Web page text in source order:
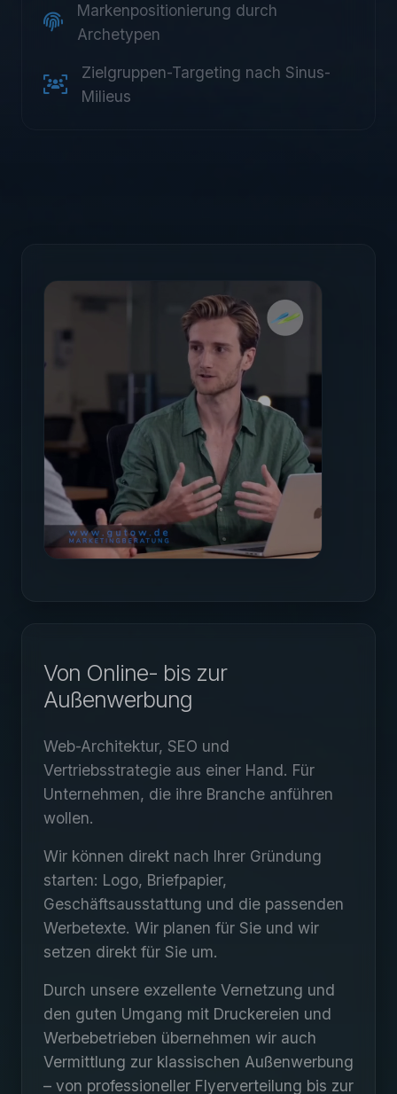
Markenpositionierung durch
Archetypen
Zielgruppen-Targeting nach Sinus-
Milieus
Von Online- bis zur
Außenwerbung
Web-Architektur, SEO und
Vertriebsstrategie aus einer Hand. Für
Unternehmen, die ihre Branche anführen
wollen.
Wir können direkt nach Ihrer Gründung
starten: Logo, Briefpapier,
Geschäftsausstattung und die passenden
Werbetexte. Wir planen für Sie und wir
setzen direkt für Sie um.
Durch unsere exzellente Vernetzung und
den guten Umgang mit Druckereien und
Werbebetrieben übernehmen wir auch
Vermittlung zur klassischen Außenwerbung
– von professioneller Flyerverteilung bis zur